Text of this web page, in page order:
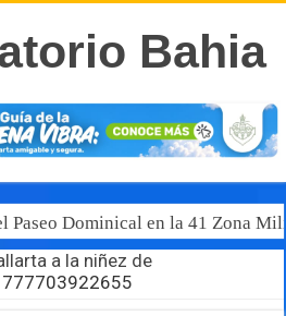
Paseo Dominical en la 41 Zona
a la niñez de